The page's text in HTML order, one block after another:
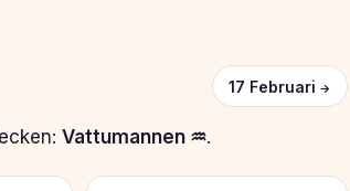
17 Februari →
Vattumannen ♒.